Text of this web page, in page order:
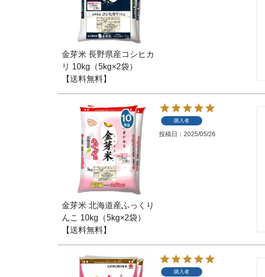
金芽米 長野県産コシヒカ
リ 10kg（5kg×2袋）
【送料無料】
金芽米 北海道産ふっくり
んこ 10kg（5kg×2袋）
【送料無料】
購入者
投稿日 2025/05/26
購入者